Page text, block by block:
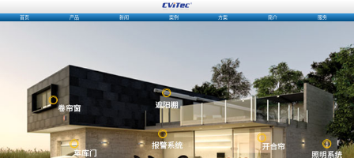
首页 产品 新闻 案例 方案 简介 服务